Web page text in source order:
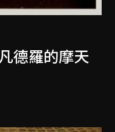
德羅的摩天